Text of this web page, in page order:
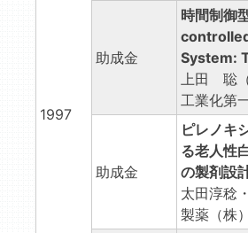
1997
助成金
時間制御
System:
上田 聡（
工業化第
助成金
ピレノキ
る老人性
の製剤設
太田淳稔
製薬（株